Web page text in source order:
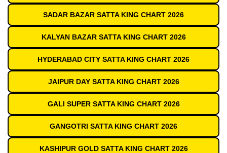
SADAR BAZAR SATTA KING CHART 2026
KALYAN BAZAR SATTA KING CHART 2026
HYDERABAD CITY SATTA KING CHART 2026
JAIPUR DAY SATTA KING CHART 2026
GALI SUPER SATTA KING CHART 2026
GANGOTRI SATTA KING CHART 2026
KASHIPUR GOLD SATTA KING CHART 2026